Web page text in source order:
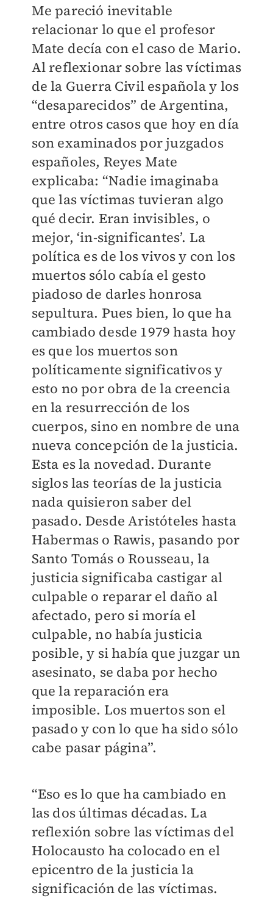
Me pareció inevitable
relacionar lo que el profesor
Mate decía con el caso de Mario.
Al reflexionar sobre las víctimas
de la Guerra Civil española y los
“desaparecidos” de Argentina,
entre otros casos que hoy en día
son examinados por juzgados
españoles, Reyes Mate
explicaba: “Nadie imaginaba
que las víctimas tuvieran algo
qué decir. Eran invisibles, o
mejor, ‘in-significantes’. La
política es de los vivos y con los
muertos sólo cabía el gesto
piadoso de darles honrosa
sepultura. Pues bien, lo que ha
cambiado desde 1979 hasta hoy
es que los muertos son
políticamente significativos y
esto no por obra de la creencia
en la resurrección de los
cuerpos, sino en nombre de una
nueva concepción de la justicia.
Esta es la novedad. Durante
siglos las teorías de la justicia
nada quisieron saber del
pasado. Desde Aristóteles hasta
Habermas o Rawis, pasando por
Santo Tomás o Rousseau, la
justicia significaba castigar al
culpable o reparar el daño al
afectado, pero si moría el
culpable, no había justicia
posible, y si había que juzgar un
asesinato, se daba por hecho
que la reparación era
imposible. Los muertos son el
pasado y con lo que ha sido sólo
cabe pasar página”.
“Eso es lo que ha cambiado en
las dos últimas décadas. La
reflexión sobre las víctimas del
Holocausto ha colocado en el
epicentro de la justicia la
significación de las víctimas.